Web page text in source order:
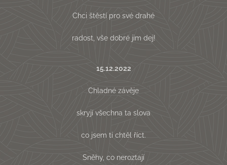
Chci štěstí pro své drahé
radost, vše dobré jim dej!
15.12.2022
Chladné závěje
skryjí všechna ta slova
co jsem ti chtěl říct.
Sněhy, co neroztají